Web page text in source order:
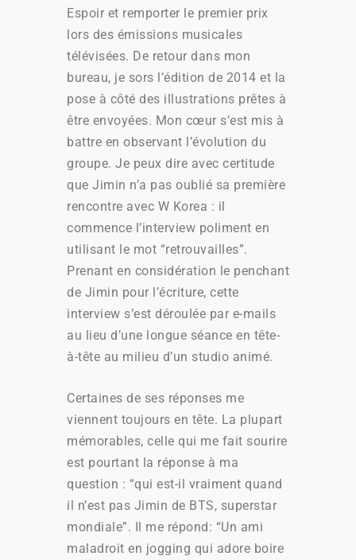
Espoir et remporter le premier prix
lors des émissions musicales
télévisées. De retour dans mon
bureau, je sors l’édition de 2014 et la
pose à côté des illustrations prêtes à
être envoyées. Mon cœur s’est mis à
battre en observant l’évolution du
groupe. Je peux dire avec certitude
que Jimin n’a pas oublié sa première
rencontre avec W Korea : il
commence l’interview poliment en
utilisant le mot “retrouvailles”.
Prenant en considération le penchant
de Jimin pour l’écriture, cette
interview s’est déroulée par e-mails
au lieu d’une longue séance en tête-
à-tête au milieu d’un studio animé.
Certaines de ses réponses me
viennent toujours en tête. La plupart
mémorables, celle qui me fait sourire
est pourtant la réponse à ma
question : “qui est-il vraiment quand
il n’est pas Jimin de BTS, superstar
mondiale”. Il me répond: “Un ami
maladroit en jogging qui adore boire